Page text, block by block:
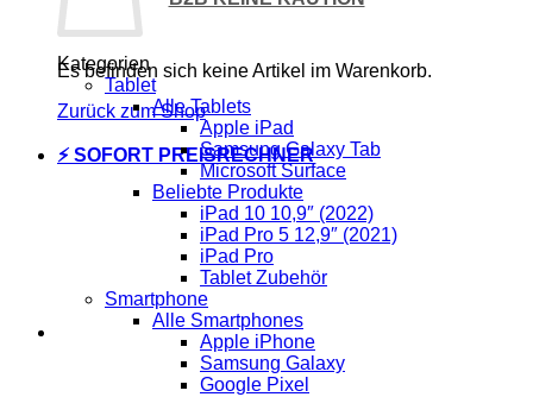
Es befinden sich keine Artikel im Warenkorb.
Zurück zum Shop
⚡ SOFORT PREISRECHNER
Kategorien
Tablet
Alle Tablets
Apple iPad
Samsung Galaxy Tab
Microsoft Surface
Beliebte Produkte
iPad 10 10,9″ (2022)
iPad Pro 5 12,9″ (2021)
iPad Pro
Tablet Zubehör
Smartphone
Alle Smartphones
Apple iPhone
Samsung Galaxy
Google Pixel